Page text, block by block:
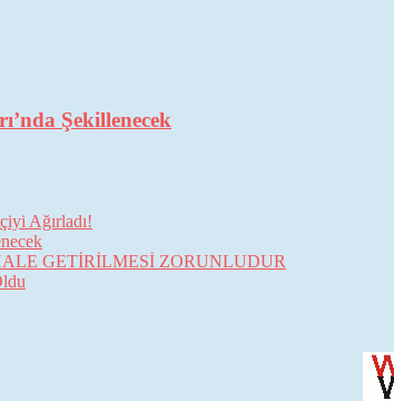
Şekillenecek
Ağırladı!
GETİRİLMESİ ZORUNLUDUR